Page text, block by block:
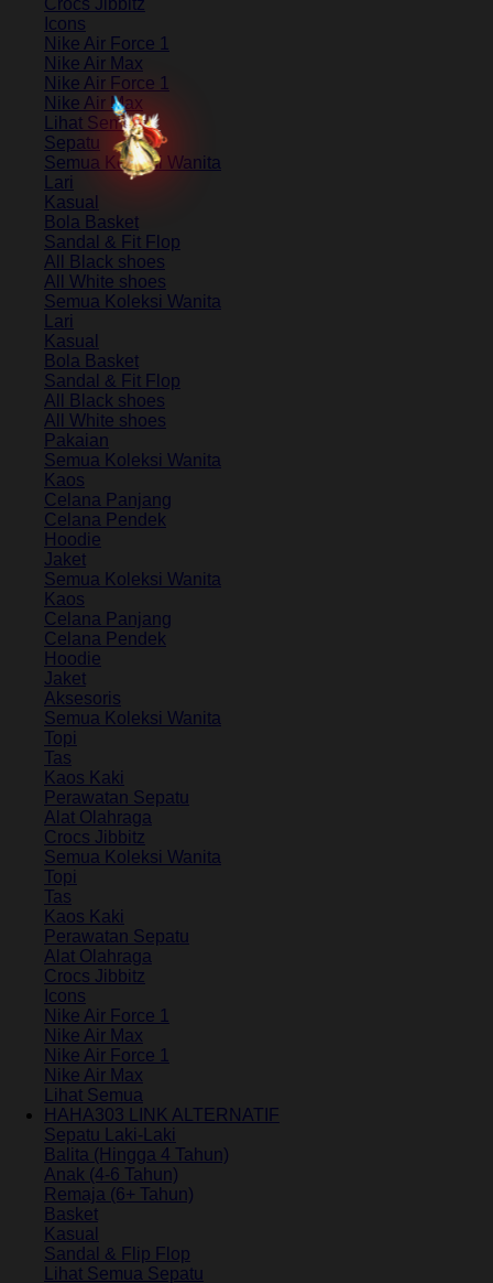
Icons
Nike Air Force 1
Nike Air Max
Nike Air Force 1
Nike Air Max
Lihat Semua
Sepatu
Semua Koleksi Wanita
Lari
Kasual
Bola Basket
Sandal & Fit Flop
All Black shoes
All White shoes
Semua Koleksi Wanita
Lari
Kasual
Bola Basket
Sandal & Fit Flop
All Black shoes
All White shoes
Pakaian
Semua Koleksi Wanita
Kaos
Celana Panjang
Celana Pendek
Hoodie
Jaket
Semua Koleksi Wanita
Kaos
Celana Panjang
Celana Pendek
Hoodie
Jaket
Aksesoris
Semua Koleksi Wanita
Topi
Tas
Kaos Kaki
Perawatan Sepatu
Alat Olahraga
Crocs Jibbitz
Semua Koleksi Wanita
Topi
Tas
Kaos Kaki
Perawatan Sepatu
Alat Olahraga
Crocs Jibbitz
Icons
Nike Air Force 1
Nike Air Max
Nike Air Force 1
Nike Air Max
Lihat Semua
HAHA303 LINK ALTERNATIF
Sepatu Laki-Laki
Balita (Hingga 4 Tahun)
Anak (4-6 Tahun)
Remaja (6+ Tahun)
Basket
Kasual
Sandal & Flip Flop
Lihat Semua Sepatu